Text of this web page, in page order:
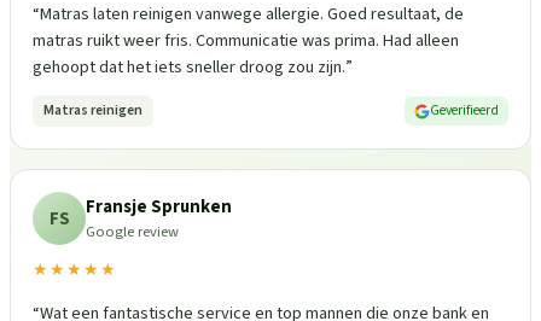
“Matras laten reinigen vanwege allergie. Goed resultaat, de
matras ruikt weer fris. Communicatie was prima. Had alleen
gehoopt dat het iets sneller droog zou zijn.”
Matras reinigen Geverifieerd
FS Fransje Sprunken
Google review
★★★★★
“Wat een fantastische service en top mannen die onze bank en